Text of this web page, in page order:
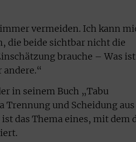
vermeiden. Ich kann
die beide sichtbar nicht die
brauche – Was ist
andere.“
in seinem Buch „Tabu
Trennung und Scheidung aus
das Thema eines, mit dem